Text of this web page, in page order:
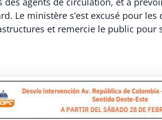
Le ministère s’est excusé pour
et remercie le public